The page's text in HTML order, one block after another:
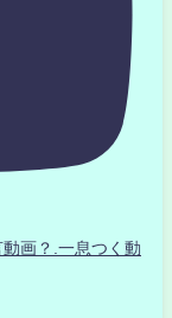
画？.一息つく動